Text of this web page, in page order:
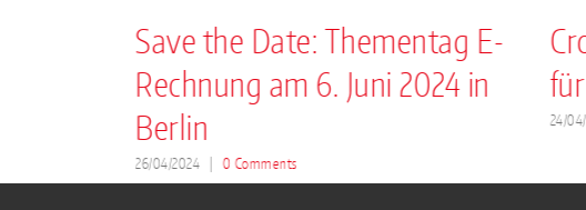
Save the Date: Thementag E-
Rechnung am 6. Juni 2024 in
Berlin
26/04/2024 0 Comments
24/